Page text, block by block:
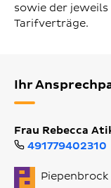
sowie der
Tarifverträge.
Ihr
Frau Rebecca
491779402310